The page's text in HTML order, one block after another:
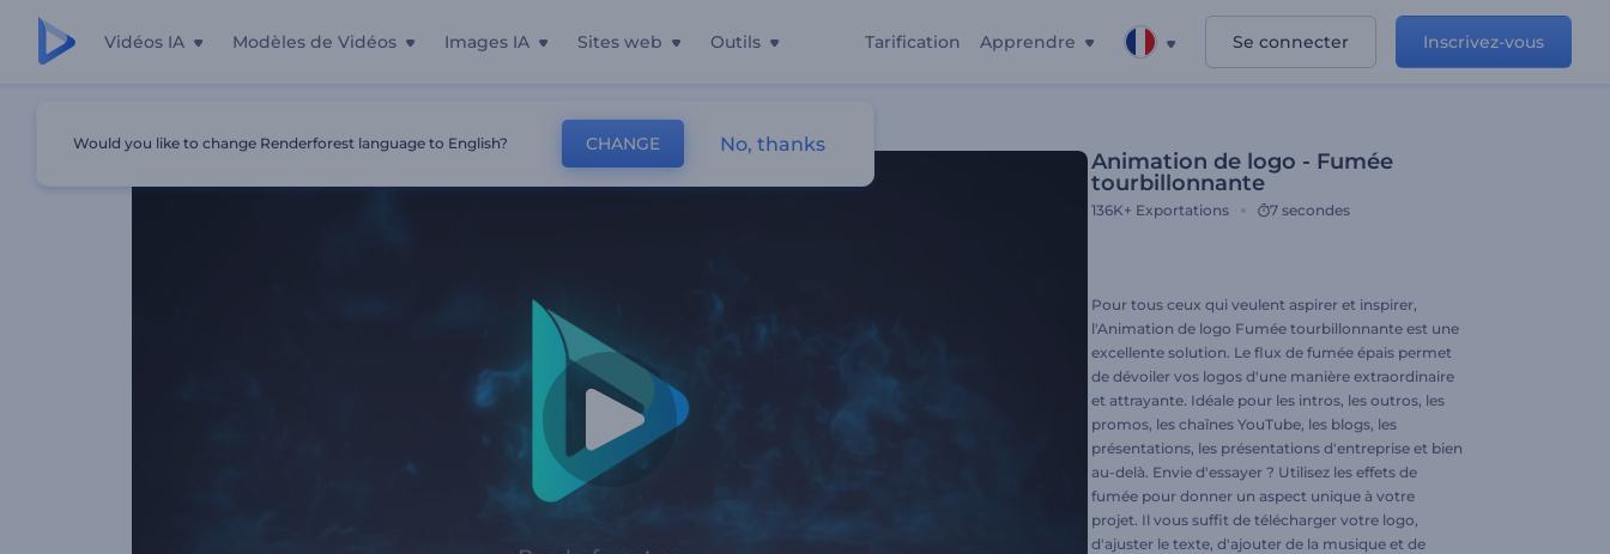
Vidéos IA Modèles de Vidéos Images IA Sites web Outils Tarification Apprendre Se connecter Inscrivez-vous
Animation De Logo - Fumée Tourbillonnante
Animation de logo - Fumée
tourbillonnante
136K+ Exportations 7 secondes
Pour tous ceux qui veulent aspirer et inspirer,
l'Animation de logo Fumée tourbillonnante est une
excellente solution. Le flux de fumée épais permet
de dévoiler vos logos d'une manière extraordinaire
et attrayante. Idéale pour les intros, les outros, les
promos, les chaînes YouTube, les blogs, les
présentations, les présentations d'entreprise et bien
au-delà. Envie d'essayer ? Utilisez les effets de
fumée pour donner un aspect unique à votre
projet. Il vous suffit de télécharger votre logo,
d'ajuster le texte, d'ajouter de la musique et de
Would you like to change Renderforest language to English? CHANGE No, thanks